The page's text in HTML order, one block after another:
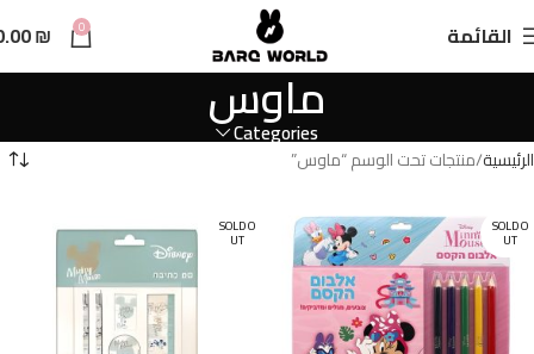
القائمة 0
₪
ماوس
Categories
الرئيسية منتجات تحت الوسم “ماوس”
SOLD O
UT
SOLD O
UT